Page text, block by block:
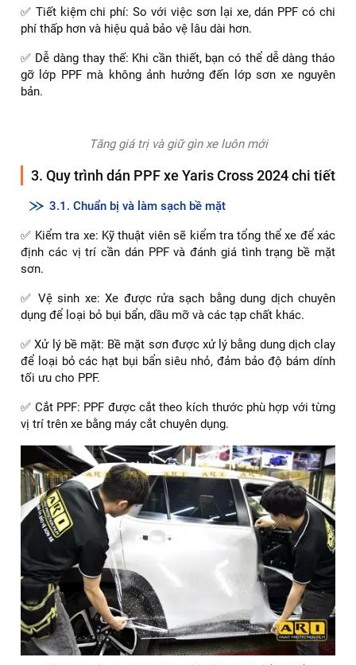
loáng được bảo vệ bởi PPF sẽ góp phần tăng giá trị xe khi
bạn muốn bán lại.
Dán PPF cần được thực hiện bởi đội ngũ kỹ thuật viên có
bụi bẩn hay tác động của thời tiết làm hỏng lớp sơn xe.
✅ Tiết kiệm chi phí: So với việc sơn lại xe, dán PPF có chi
✅ Dễ dàng thay thế: Khi cần thiết, bạn có thể dễ dàng tháo
gỡ lớp PPF mà không ảnh hưởng đến lớp sơn xe nguyên
Tăng giá trị và giữ gìn xe luôn mới
3. Quy trình dán PPF xe Yaris Cross 2024 chi tiết
3.1. Chuẩn bị và làm sạch bề mặt
✅ Kiểm tra xe: Kỹ thuật viên sẽ kiểm tra tổng thể xe để xác
định các vị trí cần dán PPF và đánh giá tình trạng bề mặt
sơn.
✅ Vệ sinh xe: Xe được rửa sạch bằng dung dịch chuyên
dụng để loại bỏ bụi bẩn, dầu mỡ và các tạp chất khác.
✅ Xử lý bề mặt: Bề mặt sơn được xử lý bằng dung dịch clay
để loại bỏ các hạt bụi bẩn siêu nhỏ, đảm bảo độ bám dính
tối ưu cho PPF.
✅ Cắt PPF: PPF được cắt theo kích thước phù hợp với từng
vị trí trên xe bằng máy cắt chuyên dụng.